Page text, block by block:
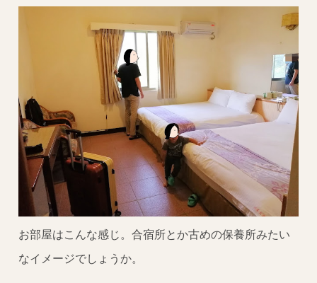
お部屋はこんな感じ。合宿所とか古めの保養所みたい
なイメージでしょうか。